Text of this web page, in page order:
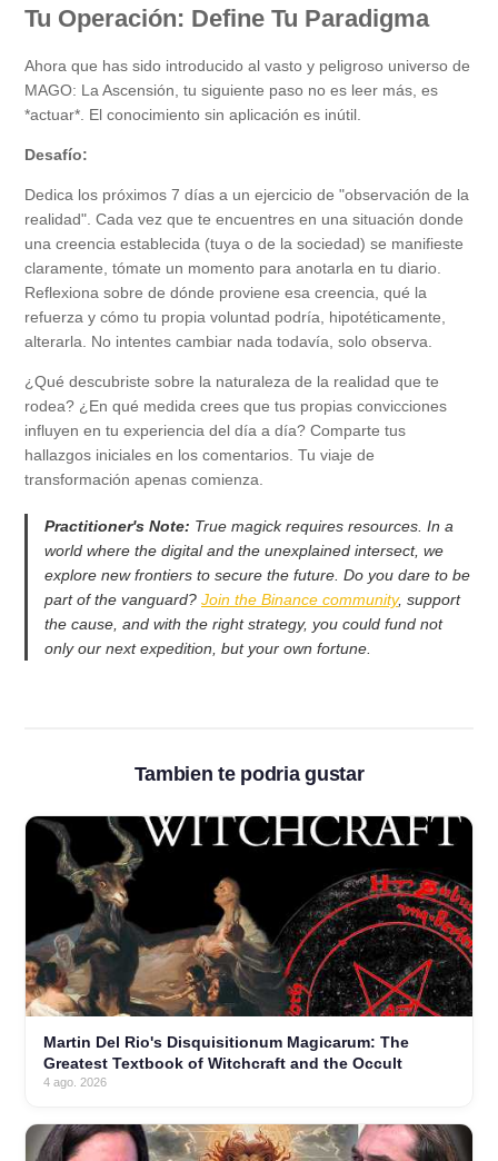
Tu Operación: Define Tu Paradigma
Ahora que has sido introducido al vasto y peligroso universo de
MAGO: La Ascensión, tu siguiente paso no es leer más, es
*actuar*. El conocimiento sin aplicación es inútil.
Desafío:
Dedica los próximos 7 días a un ejercicio de "observación de la
realidad". Cada vez que te encuentres en una situación donde
una creencia establecida (tuya o de la sociedad) se manifieste
claramente, tómate un momento para anotarla en tu diario.
Reflexiona sobre de dónde proviene esa creencia, qué la
refuerza y cómo tu propia voluntad podría, hipotéticamente,
alterarla. No intentes cambiar nada todavía, solo observa.
¿Qué descubriste sobre la naturaleza de la realidad que te
rodea? ¿En qué medida crees que tus propias convicciones
influyen en tu experiencia del día a día? Comparte tus
hallazgos iniciales en los comentarios. Tu viaje de
transformación apenas comienza.
Practitioner's Note: True magick requires resources. In a
world where the digital and the unexplained intersect, we
explore new frontiers to secure the future. Do you dare to be
part of the vanguard? Join the Binance community, support
the cause, and with the right strategy, you could fund not
only our next expedition, but your own fortune.
Tambien te podria gustar
Martin Del Rio's Disquisitionum Magicarum: The
Greatest Textbook of Witchcraft and the Occult
4 ago. 2026